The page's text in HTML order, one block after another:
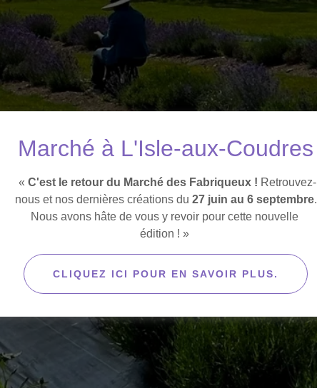
Marché à L'Isle-aux-Coudres
« C'est le retour du Marché des Fabriqueux ! Retrouvez-
nous et nos dernières créations du 27 juin au 6 septembre.
Nous avons hâte de vous y revoir pour cette nouvelle
édition ! »
CLIQUEZ ICI POUR EN SAVOIR PLUS.